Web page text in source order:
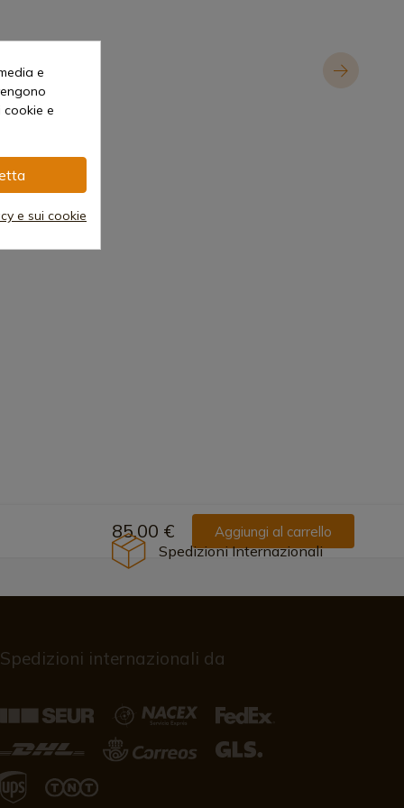
85,00 € Aggiungi al carrello
Spedizioni Internazionali
Spedizioni internazionali da
e
e
e sui cookie